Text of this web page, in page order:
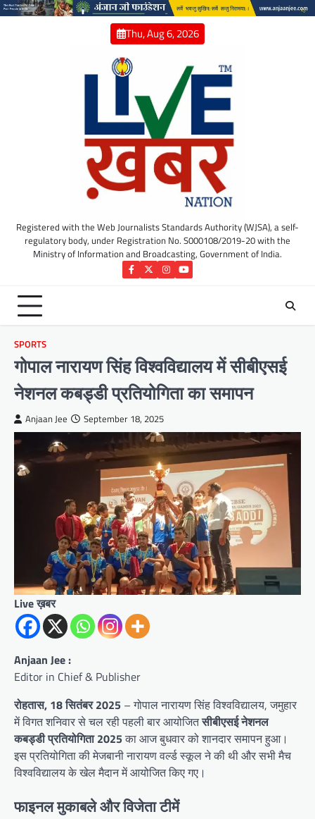
Skip
Thu, Aug 6, 2026
Registered with the Web Journalists Standards Authority (WJSA), a self-
regulatory body, under Registration No. S000108/2019-20 with the
Ministry of Information and Broadcasting, Government of India.
Facebook
TwitterInstagram
YouTube
SPORTS
गोपाल नारायण सिंह विश्वविद्यालय में सीबीएसई
नेशनल कबड्डी प्रतियोगिता का समापन
Anjaan Jee September 18, 2025
Live ख़बर
Anjaan Jee :
Editor in Chief & Publisher
रोहतास, 18 सितंबर 2025 – गोपाल नारायण सिंह विश्वविद्यालय, जमुहार
में विगत शनिवार से चल रही पहली बार आयोजितसीबीएसई नेशनल
कबड्डी प्रतियोगिता 2025का आज बुधवार को शानदार समापन हुआ।
इस प्रतियोगिता की मेजबानी नारायण वर्ल्ड स्कूल ने की थी और सभी मैच
विश्वविद्यालय के खेल मैदान में आयोजित किए गए।
फाइनल मुकाबले और विजेता टीमें